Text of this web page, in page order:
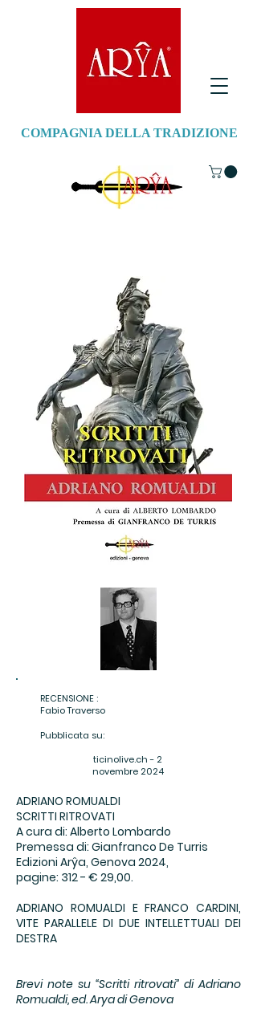
COMPAGNIA DELLA TRADIZIONE
RECENSIONE :
Fabio Traverso
Pubblicata su:
ticinolive.ch - 2
novembre 2024
ADRIANO ROMUALDI
SCRITTI RITROVATI
A cura di: Alberto Lombardo
Premessa di: Gianfranco De Turris
Edizioni Arŷa, Genova 2024,
pagine: 312 - € 29,00.
ADRIANO ROMUALDI E FRANCO CARDINI,
VITE PARALLELE DI DUE INTELLETTUALI DEI
DESTRA
Brevi note su “Scritti ritrovati” di Adriano
Romualdi, ed. Arya di Genova